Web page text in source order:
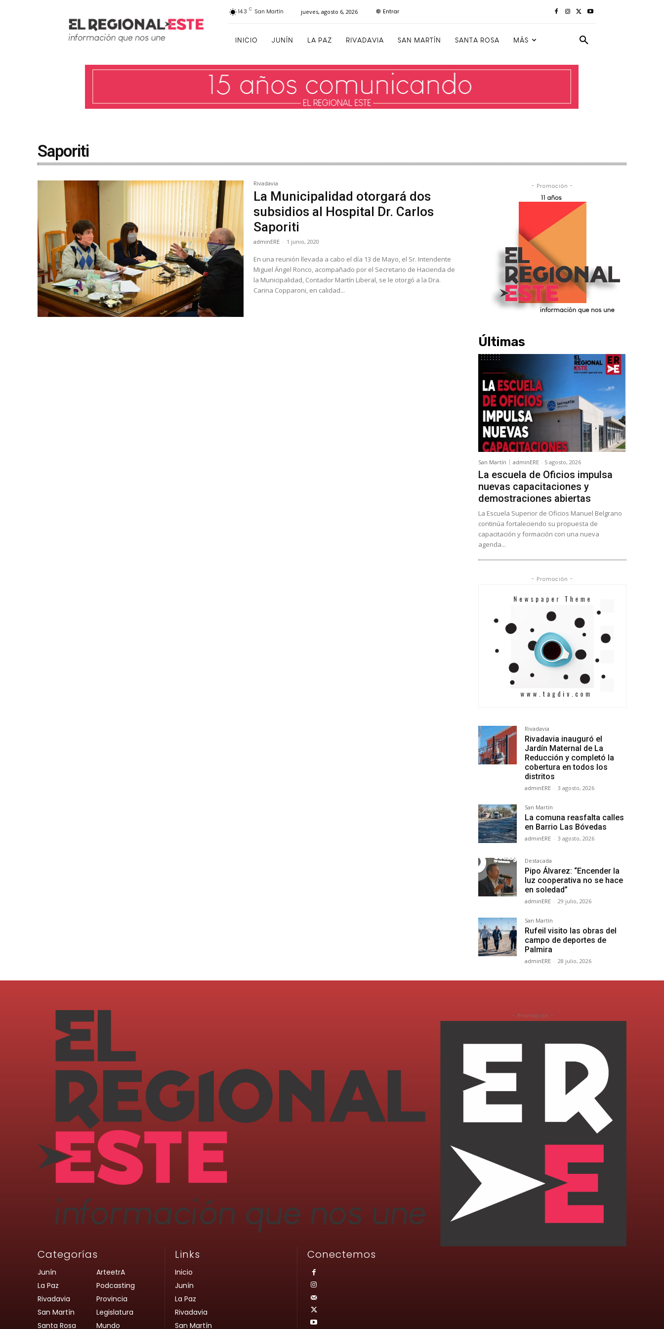
14.3 C San Martín jueves, agosto 6, 2026 Entrar
INICIO JUNÍN LA PAZ RIVADAVIA SAN MARTÍN SANTA ROSA MÁS
Saporiti
Rivadavia
La Municipalidad otorgará dos
subsidios al Hospital Dr. Carlos
Saporiti
adminERE - 1 junio, 2020
En una reunión llevada a cabo el día 13 de Mayo, el Sr. Intendente
Miguel Ángel Ronco, acompañado por el Secretario de Hacienda de
la Municipalidad, Contador Martín Liberal, se le otorgó a la Dra.
Carina Copparoni, en calidad...
- Promoción -
Últimas
San Martín adminERE - 5 agosto, 2026
La escuela de Oficios impulsa
nuevas capacitaciones y
demostraciones abiertas
La Escuela Superior de Oficios Manuel Belgrano
continúa fortaleciendo su propuesta de
capacitación y formación con una nueva
agenda...
- Promoción -
Rivadavia
Rivadavia inauguró el
Jardín Maternal de La
Reducción y completó la
cobertura en todos los
distritos
adminERE - 3 agosto, 2026
San Martín
La comuna reasfalta calles
en Barrio Las Bóvedas
adminERE - 3 agosto, 2026
Destacada
Pipo Álvarez: “Encender la
luz cooperativa no se hace
en soledad”
adminERE - 29 julio, 2026
San Martín
Rufeil visito las obras del
campo de deportes de
Palmira
adminERE - 28 julio, 2026
Categorías
Junín
La Paz
Rivadavia
San Martín
Santa Rosa
ArteetrA
Podcasting
Provincia
Legislatura
Mundo
Links
Inicio
Junín
La Paz
Rivadavia
San Martín
Conectemos
- Promoción -